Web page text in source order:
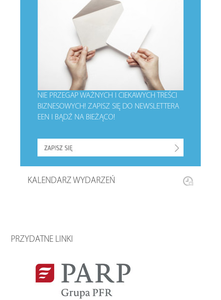
NIE PRZEGAP WAŻNYCH I CIEKAWYCH TREŚCI
BIZNESOWYCH!ZAPISZ SIĘ DO NEWSLETTERA
EEN I BĄDŹ NA BIEŻĄCO!
KALENDARZ WYDARZEŃ
PRZYDATNE LINKI